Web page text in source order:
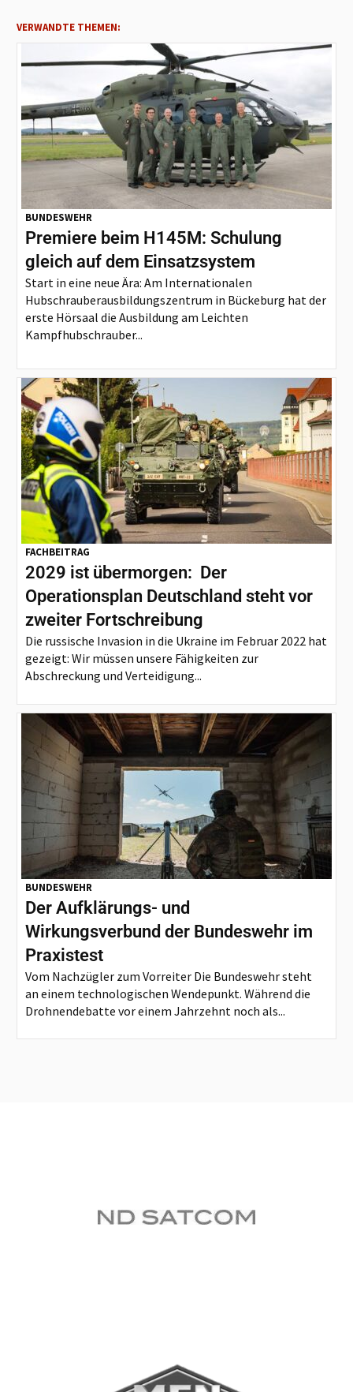
VERWANDTE THEMEN:
BUNDESWEHR
Premiere beim H145M: Schulung
gleich auf dem Einsatzsystem
Start in eine neue Ära: Am Internationalen
Hubschrauberausbildungszentrum in Bückeburg hat der
erste Hörsaal die Ausbildung am Leichten
Kampfhubschrauber...
FACHBEITRAG
2029 ist übermorgen: Der
Operationsplan Deutschland steht vor
zweiter Fortschreibung
Die russische Invasion in die Ukraine im Februar 2022 hat
gezeigt: Wir müssen unsere Fähigkeiten zur
Abschreckung und Verteidigung...
BUNDESWEHR
Der Aufklärungs- und
Wirkungsverbund der Bundeswehr im
Praxistest
Vom Nachzügler zum Vorreiter Die Bundeswehr steht
an einem technologischen Wendepunkt. Während die
Drohnendebatte vor einem Jahrzehnt noch als...